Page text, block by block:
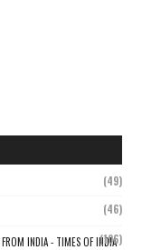
(49)
(46)
INDIA - TIMES OF INDIA
(106)